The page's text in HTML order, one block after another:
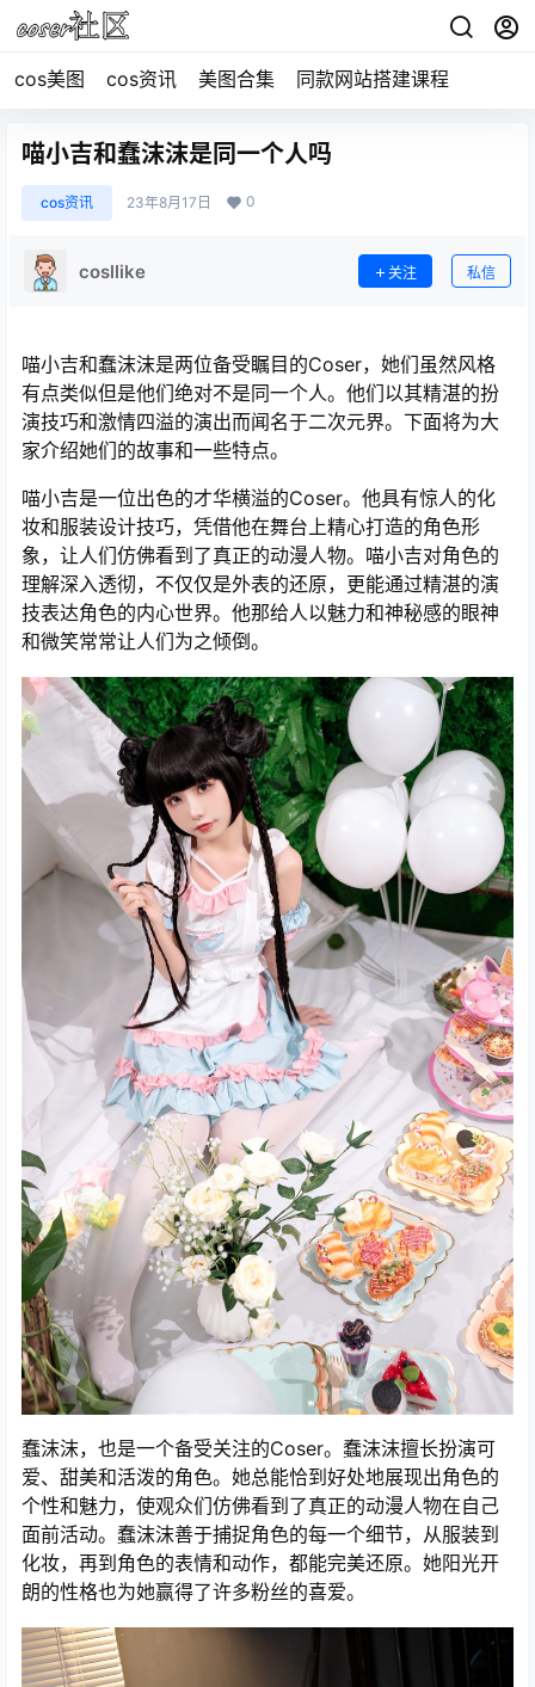
cos美图 cos资讯 美图合集 同款网站搭建课程
喵小吉和蠢沫沫是同一个人吗
cos资讯 23年8月17日 0
cosllike 关注 私信
喵小吉和蠢沫沫是两位备受瞩目的Coser，她们虽然风格
有点类似但是他们绝对不是同一个人。他们以其精湛的扮
演技巧和激情四溢的演出而闻名于二次元界。下面将为大
家介绍她们的故事和一些特点。
喵小吉是一位出色的才华横溢的Coser。他具有惊人的化
妆和服装设计技巧，凭借他在舞台上精心打造的角色形
象，让人们仿佛看到了真正的动漫人物。喵小吉对角色的
理解深入透彻，不仅仅是外表的还原，更能通过精湛的演
技表达角色的内心世界。他那给人以魅力和神秘感的眼神
和微笑常常让人们为之倾倒。
蠢沫沫，也是一个备受关注的Coser。蠢沫沫擅长扮演可
爱、甜美和活泼的角色。她总能恰到好处地展现出角色的
个性和魅力，使观众们仿佛看到了真正的动漫人物在自己
面前活动。蠢沫沫善于捕捉角色的每一个细节，从服装到
化妆，再到角色的表情和动作，都能完美还原。她阳光开
朗的性格也为她赢得了许多粉丝的喜爱。